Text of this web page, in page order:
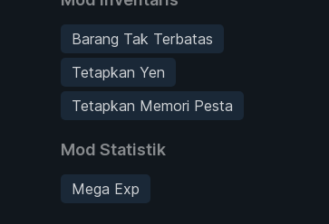
Barang Tak Terbatas
Tetapkan Yen
Tetapkan Memori Pesta
Mod Statistik
Mega Exp